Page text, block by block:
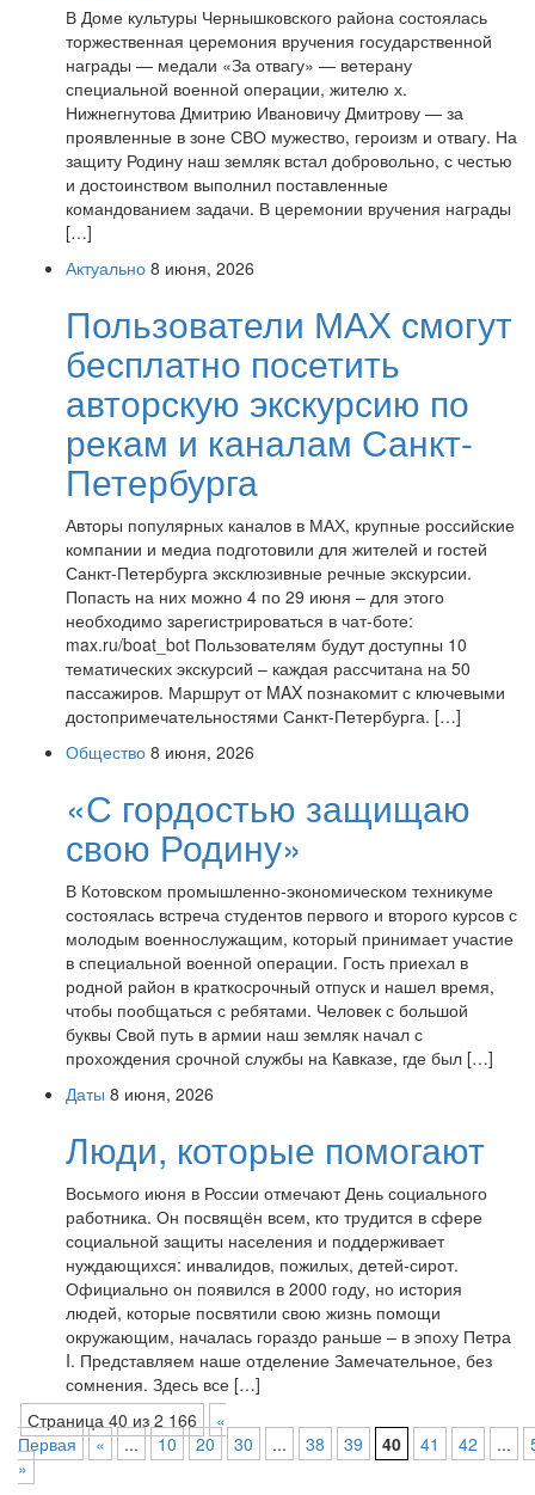
В Доме культуры Чернышковского района состоялась
торжественная церемония вручения государственной
награды — медали «За отвагу» — ветерану
специальной военной операции, жителю х.
Нижнегнутова Дмитрию Ивановичу Дмитрову — за
проявленные в зоне СВО мужество, героизм и отвагу. На
защиту Родину наш земляк встал добровольно, с честью
и достоинством выполнил поставленные
командованием задачи. В церемонии вручения награды
[…]
Актуально 8 июня, 2026
Пользователи МАХ смогут
бесплатно посетить
авторскую экскурсию по
рекам и каналам Санкт-
Петербурга
Авторы популярных каналов в МАХ, крупные российские
компании и медиа подготовили для жителей и гостей
Санкт-Петербурга эксклюзивные речные экскурсии.
Попасть на них можно 4 по 29 июня – для этого
необходимо зарегистрироваться в чат-боте:
max.ru/boat_bot Пользователям будут доступны 10
тематических экскурсий – каждая рассчитана на 50
пассажиров. Маршрут от MAX познакомит с ключевыми
достопримечательностями Санкт-Петербурга. […]
Общество 8 июня, 2026
«С гордостью защищаю
свою Родину»
В Котовском промышленно-экономическом техникуме
состоялась встреча студентов первого и второго курсов с
молодым военнослужащим, который принимает участие
в специальной военной операции. Гость приехал в
родной район в краткосрочный отпуск и нашел время,
чтобы пообщаться с ребятами. Человек с большой
буквы Свой путь в армии наш земляк начал с
прохождения срочной службы на Кавказе, где был […]
Даты 8 июня, 2026
Люди, которые помогают
Восьмого июня в России отмечают День социального
работника. Он посвящён всем, кто трудится в сфере
социальной защиты населения и поддерживает
нуждающихся: инвалидов, пожилых, детей-сирот.
Официально он появился в 2000 году, но история
людей, которые посвятили свою жизнь помощи
окружающим, началась гораздо раньше – в эпоху Петра
I. Представляем наше отделение Замечательное, без
сомнения. Здесь все […]
Страница 40 из 2 166
«
Первая
« ... 10 20 30 ... 38 39 40 41 42 ...
»